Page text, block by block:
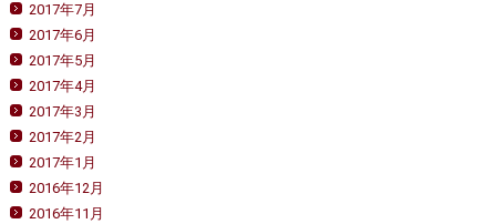
2017年7月
2017年6月
2017年5月
2017年4月
2017年3月
2017年2月
2017年1月
2016年12月
2016年11月